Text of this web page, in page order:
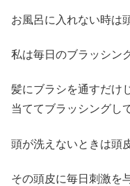
お風呂に入れない時は
私は毎日のブラッシン
髪にブラシを通すだけ
当ててブラッシングし
頭が洗えないときは頭
その頭皮に毎日刺激を